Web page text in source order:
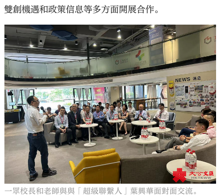
雙創機遇和政策信息等多方面開展合作。
一眾校長和老師與與「超級聯繫人」葉興華面對面交流。